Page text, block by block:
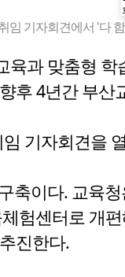
기자회견에서 '다
과 맞춤형
후 4년간 부산
기자회견을
축이다. 교육
험센터로 개
진한다.